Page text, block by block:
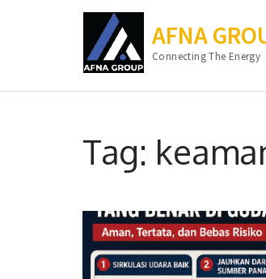
AFNA
Connecting The Energy
Tag: